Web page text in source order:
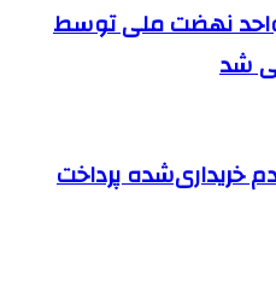
۳۹۰ هزار واحد نهضت ملی توسط
شد
گندم خریداری‌شده پرداخت